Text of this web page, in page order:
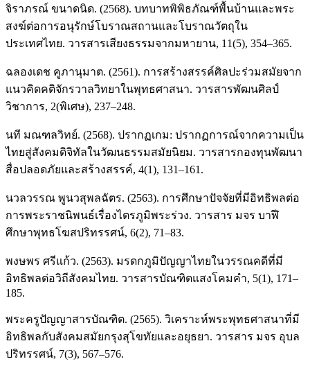
จิราภรณ์ ขนาดนิด. (2568). บทบาทพิพิธภัณฑ์พื้นบ้านและพระ
สงฆ์ต่อการอนุรักษ์โบราณสถานและโบราณวัตถุใน
ประเทศไทย. วารสารเสียงธรรมจากมหายาน, 11(5), 354–365.
ฉลองเดช คูภานุมาต. (2561). การสร้างสรรค์ศิลปะร่วมสมัยจาก
แนวคิดคติจักรวาลวิทยาในพุทธศาสนา. วารสารพัฒนศิลป์
วิชาการ, 2(พิเศษ), 237–248.
นที มณฑลวิทย์. (2568). ปรากฏเกม: ปรากฏการณ์จากความเป็น
ไทยสู่สังคมดิจิทัลในวัฒนธรรมสมัยนิยม. วารสารกองทุนพัฒนา
สื่อปลอดภัยและสร้างสรรค์, 4(1), 131–161.
นวลวรรณ พูนวสุพลฉัตร. (2563). การศึกษาปัจจัยที่มีอิทธิพลต่อ
การพระราชนิพนธ์เรื่องไตรภูมิพระร่วง. วารสาร มจร บาฬี
ศึกษาพุทธโฆสปริทรรศน์, 6(2), 71–83.
พงษพร ศรีแก้ว. (2563). มรดกภูมิปัญญาไทยในวรรณคดีที่มี
อิทธิพลต่อวิถีสังคมไทย. วารสารบัณฑิตแสงโคมคำ, 5(1), 171–
185.
พระครูปัญญาสารบัณฑิต. (2565). วิเคราะห์พระพุทธศาสนาที่มี
อิทธิพลกับสังคมสมัยกรุงสุโขทัยและอยุธยา. วารสาร มจร อุบล
ปริทรรศน์, 7(3), 567–576.